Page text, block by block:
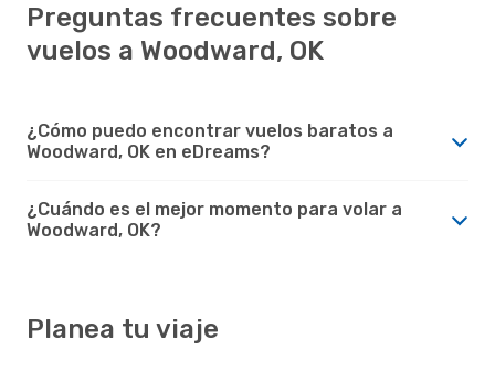
Preguntas frecuentes sobre
vuelos a Woodward, OK
¿Cómo puedo encontrar vuelos baratos a
Woodward, OK en eDreams?
¿Cuándo es el mejor momento para volar a
Woodward, OK?
Planea tu viaje